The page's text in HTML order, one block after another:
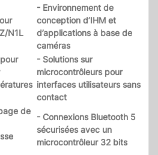
N1L
- Environnement de
conception d’IHM et
d’applications à base de
caméras
- Solutions sur
microcontrôleurs pour
interfaces utilisateurs sans
contact
de
- Connexions Bluetooth 5
sécurisées avec un
microcontrôleur 32 bits